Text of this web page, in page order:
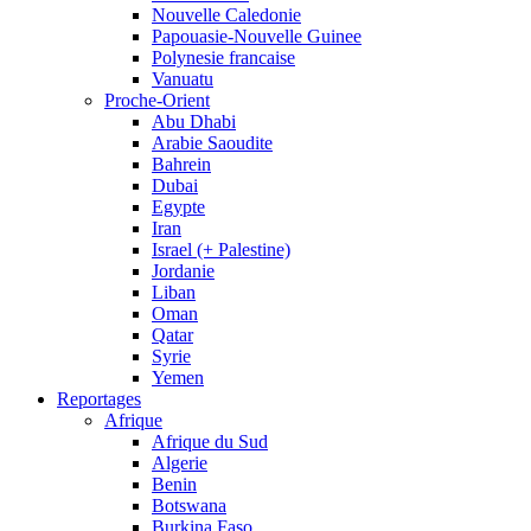
Nouvelle Caledonie
Papouasie-Nouvelle Guinee
Polynesie francaise
Vanuatu
Proche-Orient
Abu Dhabi
Arabie Saoudite
Bahrein
Dubai
Egypte
Iran
Israel (+ Palestine)
Jordanie
Liban
Oman
Qatar
Syrie
Yemen
Reportages
Afrique
Afrique du Sud
Algerie
Benin
Botswana
Burkina Faso